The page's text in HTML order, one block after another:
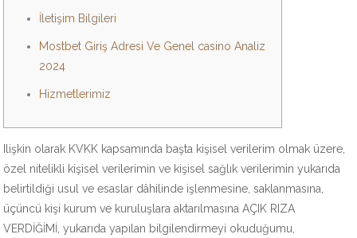
İletişim Bilgileri
Mostbet Giriş Adresi Ve Genel casino Analiz
2024
Hizmetlerimiz
Ilişkin olarak KVKK kapsamında başta kişisel verilerim olmak üzere,
özel nitelikli kişisel verilerimin ve kişisel sağlık verilerimin yukarıda
belirtildiği usul ve esaslar dâhilinde işlenmesine, saklanmasına,
üçüncü kişi kurum ve kuruluşlara aktarılmasına AÇIK RIZA
VERDİĞİMİ, yukarıda yapılan bilgilendirmeyi okuduğumu,